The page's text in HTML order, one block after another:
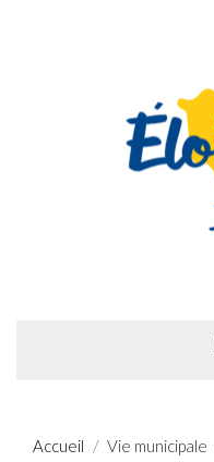
Accueil Vie municipale